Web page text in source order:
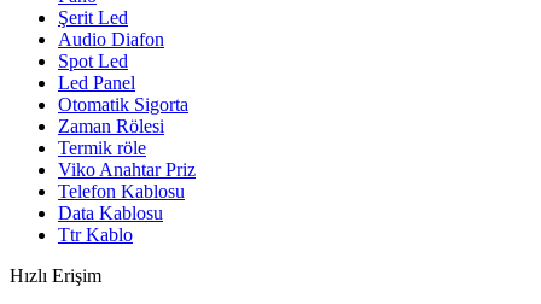
Şerit Led
Audio Diafon
Spot Led
Led Panel
Otomatik Sigorta
Zaman Rölesi
Termik röle
Viko Anahtar Priz
Telefon Kablosu
Data Kablosu
Ttr Kablo
Hızlı Erişim